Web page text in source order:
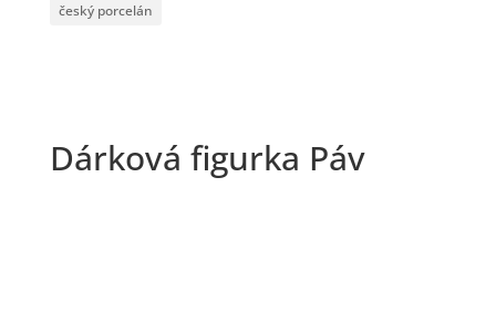
český porcelán
Dárková figurka Páv